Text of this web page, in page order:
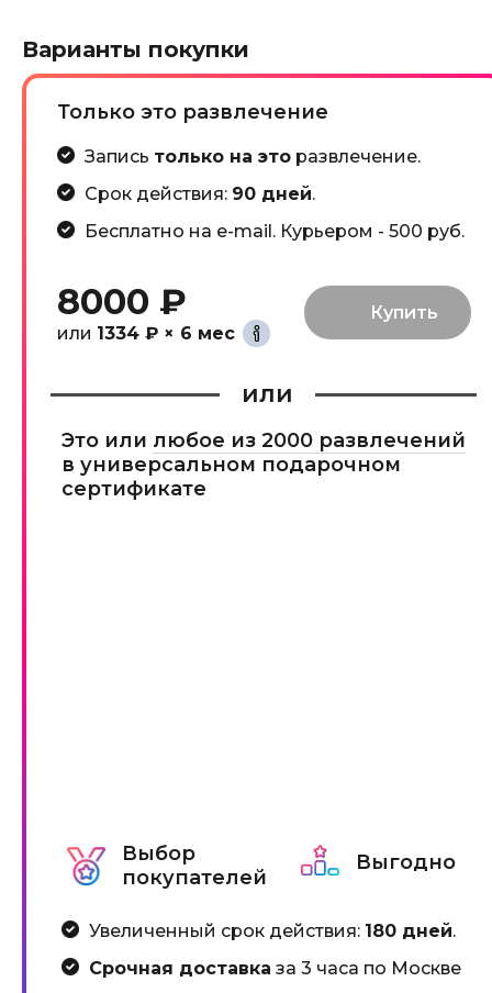
Варианты покупки
Только это развлечение
Запись только на эторазвлечение.
Срок действия: 90 дней.
Бесплатно на e-mail. Курьером - 500 руб.
8000 ₽
или 1334 ₽ × 6 мес
или
Это или любое из 2000 развлечений
в универсальном подарочном
сертификате
Выбор
покупателей
Выгодно
Увеличенный срок действия: 180 дней.
Срочная доставка за 3 часа по Москве